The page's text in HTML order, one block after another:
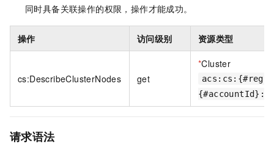
同时具备关联操作的权限，操作才能成功。
操作 访问级别 资源类型
cs:DescribeClusterNodes get
*Cluster
请求语法